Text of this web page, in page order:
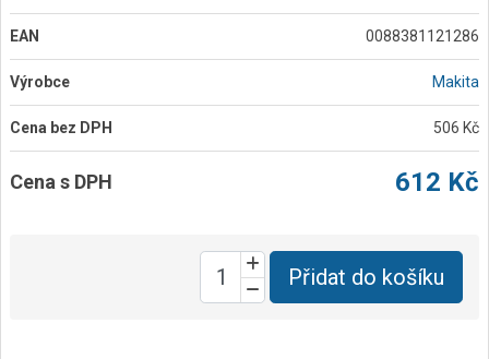
EAN 0088381121286
Výrobce Makita
Cena bez DPH 506 Kč
Cena s DPH 612 Kč
Přidat do košíku